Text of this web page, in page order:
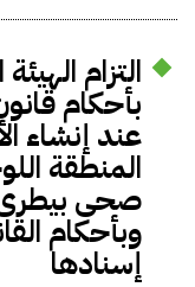
التزام
بأحكام
عند إنشاء
المنطقة
صحى بيطرى
إسنادها